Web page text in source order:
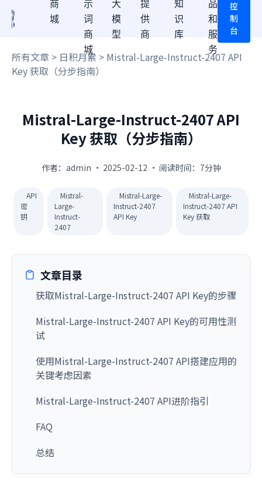
商
城
示
词
商
城
大
模
型
提
供
商
知
识
库
品
和
服
务
控
制
台
所有文章 > 日积月累 > Mistral-Large-Instruct-2407 API
Key 获取（分步指南）
Mistral-Large-Instruct-2407 API
Key 获取（分步指南）
作者：admin · 2025-02-12 · 阅读时间：7分钟
API
密
钥
Mistral-
Large-
Instruct-
2407
Mistral-Large-
Instruct-2407
API Key
Mistral-Large-
Instruct-2407 API
Key 获取
文章目录
获取Mistral-Large-Instruct-2407 API Key的步骤
Mistral-Large-Instruct-2407 API Key的可用性测
试
使用Mistral-Large-Instruct-2407 API搭建应用的
关键考虑因素
Mistral-Large-Instruct-2407 API进阶指引
FAQ
总结